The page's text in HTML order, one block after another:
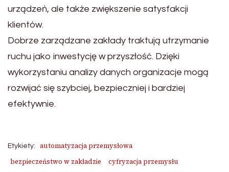
urządzeń, ale także zwiększenie satysfakcji
klientów.
Dobrze zarządzane zakłady traktują utrzymanie
ruchu jako inwestycję w przyszłość. Dzięki
wykorzystaniu analizy danych organizacje mogą
rozwijać się szybciej, bezpieczniej i bardziej
efektywnie.
Etykiety:
automatyzacja przemysłowa
bezpieczeństwo w zakładzie
cyfryzacja przemysłu